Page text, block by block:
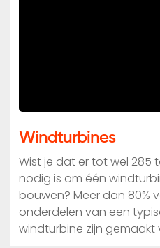
Windturbines
Wist je dat er tot wel 285
nodig is om één
bouwen? Meer dan 80%
onderdelen van een
windturbine zijn gemaakt